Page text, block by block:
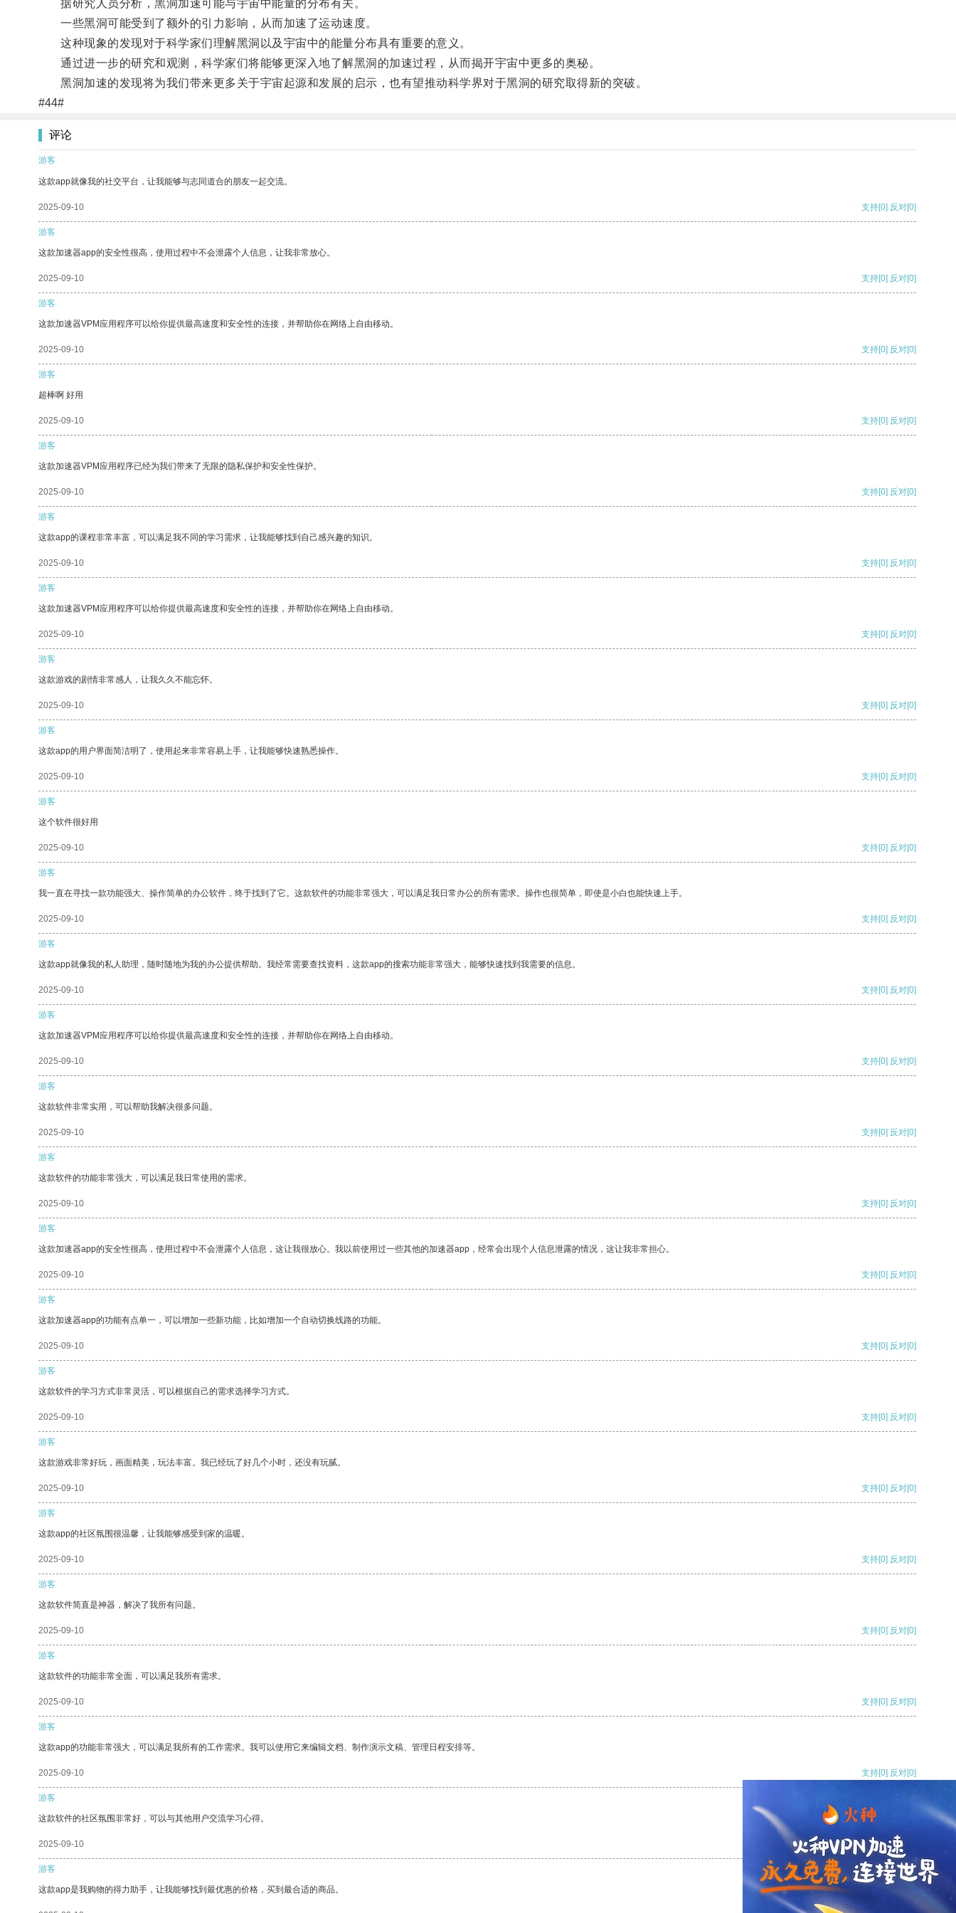
据研究人员分析，黑洞加速可能与宇宙中能量的分布有关。
一些黑洞可能受到了额外的引力影响，从而加速了运动速度。
这种现象的发现对于科学家们理解黑洞以及宇宙中的能量分布具有重要的意义。
通过进一步的研究和观测，科学家们将能够更深入地了解黑洞的加速过程，从而揭开宇宙中更多的奥秘。
黑洞加速的发现将为我们带来更多关于宇宙起源和发展的启示，也有望推动科学界对于黑洞的研究取得新的突破。
#44#
评论
游客
这款app就像我的社交平台，让我能够与志同道合的朋友一起交流。
2025-09-10 支持[0] 反对[0]
游客
这款加速器app的安全性很高，使用过程中不会泄露个人信息，让我非常放心。
2025-09-10 支持[0] 反对[0]
游客
这款加速器VPM应用程序可以给你提供最高速度和安全性的连接，并帮助你在网络上自由移动。
2025-09-10 支持[0] 反对[0]
游客
超棒啊 好用
2025-09-10 支持[0] 反对[0]
游客
这款加速器VPM应用程序已经为我们带来了无限的隐私保护和安全性保护。
2025-09-10 支持[0] 反对[0]
游客
这款app的课程非常丰富，可以满足我不同的学习需求，让我能够找到自己感兴趣的知识。
2025-09-10 支持[0] 反对[0]
游客
这款加速器VPM应用程序可以给你提供最高速度和安全性的连接，并帮助你在网络上自由移动。
2025-09-10 支持[0] 反对[0]
游客
这款游戏的剧情非常感人，让我久久不能忘怀。
2025-09-10 支持[0] 反对[0]
游客
这款app的用户界面简洁明了，使用起来非常容易上手，让我能够快速熟悉操作。
2025-09-10 支持[0] 反对[0]
游客
这个软件很好用
2025-09-10 支持[0] 反对[0]
游客
我一直在寻找一款功能强大、操作简单的办公软件，终于找到了它。这款软件的功能非常强大，可以满足我日常办公的所有需求。操作也很简单，即使是小白也能快速上手。
2025-09-10 支持[0] 反对[0]
游客
这款app就像我的私人助理，随时随地为我的办公提供帮助。我经常需要查找资料，这款app的搜索功能非常强大，能够快速找到我需要的信息。
2025-09-10 支持[0] 反对[0]
游客
这款加速器VPM应用程序可以给你提供最高速度和安全性的连接，并帮助你在网络上自由移动。
2025-09-10 支持[0] 反对[0]
游客
这款软件非常实用，可以帮助我解决很多问题。
2025-09-10 支持[0] 反对[0]
游客
这款软件的功能非常强大，可以满足我日常使用的需求。
2025-09-10 支持[0] 反对[0]
游客
这款加速器app的安全性很高，使用过程中不会泄露个人信息，这让我很放心。我以前使用过一些其他的加速器app，经常会出现个人信息泄露的情况，这让我非常担心。
2025-09-10 支持[0] 反对[0]
游客
这款加速器app的功能有点单一，可以增加一些新功能，比如增加一个自动切换线路的功能。
2025-09-10 支持[0] 反对[0]
游客
这款软件的学习方式非常灵活，可以根据自己的需求选择学习方式。
2025-09-10 支持[0] 反对[0]
游客
这款游戏非常好玩，画面精美，玩法丰富。我已经玩了好几个小时，还没有玩腻。
2025-09-10 支持[0] 反对[0]
游客
这款app的社区氛围很温馨，让我能够感受到家的温暖。
2025-09-10 支持[0] 反对[0]
游客
这款软件简直是神器，解决了我所有问题。
2025-09-10 支持[0] 反对[0]
游客
这款软件的功能非常全面，可以满足我所有需求。
2025-09-10 支持[0] 反对[0]
游客
这款app的功能非常强大，可以满足我所有的工作需求。我可以使用它来编辑文档、制作演示文稿、管理日程安排等。
2025-09-10 支持[0] 反对[0]
游客
这款软件的社区氛围非常好，可以与其他用户交流学习心得。
2025-09-10 支持[0] 反对
游客
这款app是我购物的得力助手，让我能够找到最优惠的价格，买到最合适的商品。